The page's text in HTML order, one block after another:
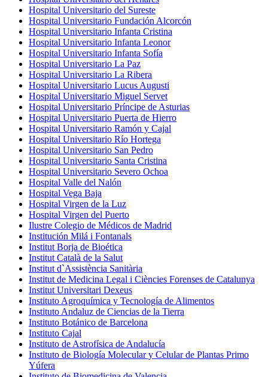
Hospital Universitario del Sureste
Hospital Universitario Fundación Alcorcón
Hospital Universitario Infanta Cristina
Hospital Universitario Infanta Leonor
Hospital Universitario Infanta Sofía
Hospital Universitario La Paz
Hospital Universitario La Ribera
Hospital Universitario Lucus Augusti
Hospital Universitario Miguel Servet
Hospital Universitario Príncipe de Asturias
Hospital Universitario Puerta de Hierro
Hospital Universitario Ramón y Cajal
Hospital Universitario Río Hortega
Hospital Universitario San Pedro
Hospital Universitario Santa Cristina
Hospital Universitario Severo Ochoa
Hospital Valle del Nalón
Hospital Vega Baja
Hospital Virgen de la Luz
Hospital Virgen del Puerto
Ilustre Colegio de Médicos de Madrid
Institución Milá i Fontanals
Institut Borja de Bioética
Institut Català de la Salut
Institut d`Assistència Sanitària
Institut de Medicina Legal i Ciències Forenses de Catalunya
Institut Universitari Dexeus
Instituto Agroquímica y Tecnología de Alimentos
Instituto Andaluz de Ciencias de la Tierra
Instituto Botánico de Barcelona
Instituto Cajal
Instituto de Astrofísica de Andalucía
Instituto de Biología Molecular y Celular de Plantas Primo
Yúfera